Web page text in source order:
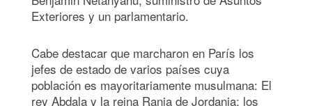
Exteriores y un parlamentario.
Cabe destacar que marcharon en París los
jefes de estado de varios países cuya
población es mayoritariamente musulmana: El
rey Abdala y la reina Rania de Jordania; los